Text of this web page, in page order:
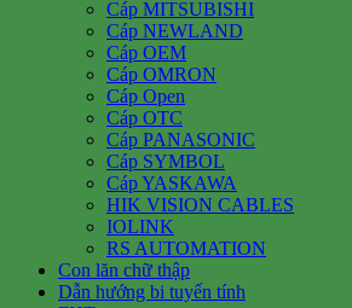
Cáp MITSUBISHI
Cáp NEWLAND
Cáp OEM
Cáp OMRON
Cáp Open
Cáp OTC
Cáp PANASONIC
Cáp SYMBOL
Cáp YASKAWA
HIK VISION CABLES
IOLINK
RS AUTOMATION
Con lăn chữ thập
Dẫn hướng bi tuyến tính